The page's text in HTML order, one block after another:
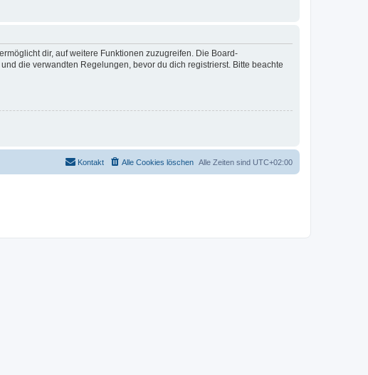
dir, auf weitere Funktionen zuzugreifen. Die Board-
die verwandten Regelungen, bevor du dich registrierst. Bitte beachte
Alle Zeiten sind UTC+02:00
Alle Cookies löschen
Kontakt